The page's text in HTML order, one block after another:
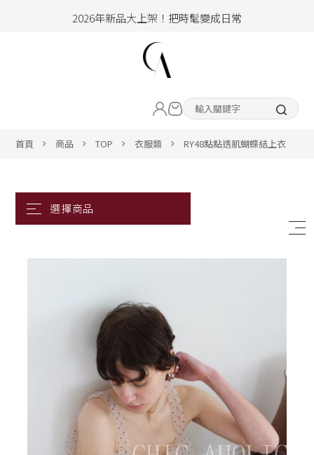
2026年新品大上架！把時髦變成日常
hello !! Happy to 2026
2026年新品大上架！把時髦變成日常
CLOTHING
BOTTOM
ACC&SHOE
CA made
首頁 商品 TOP 衣服類 RY48點點透肌蝴蝶結上衣